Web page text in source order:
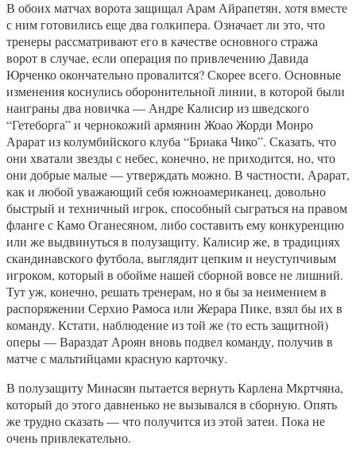
В обоих матчах ворота защищал Арам Айрапетян, хотя вместе
с ним готовились еще два голкипера. Означает ли это, что
тренеры рассматривают его в качестве основного стража
ворот в случае, если операция по привлечению Давида
Юрченко окончательно провалится? Скорее всего. Основные
изменения коснулись оборонительной линии, в которой были
наиграны два новичка — Андре Калисир из шведского
“Гетеборга” и чернокожий армянин Жоао Жорди Монро
Арарат из колумбийского клуба “Бриака Чико”. Сказать, что
они хватали звезды с небес, конечно, не приходится, но, что
они добрые малые — утверждать можно. В частности, Арарат,
как и любой уважающий себя южноамериканец, довольно
быстрый и техничный игрок, способный сыграться на правом
фланге с Камо Оганесяном, либо составить ему конкуренцию
или же выдвинуться в полузащиту. Калисир же, в традициях
скандинавского футбола, выглядит цепким и неуступчивым
игроком, который в обойме нашей сборной вовсе не лишний.
Тут уж, конечно, решать тренерам, но я бы за неимением в
распоряжении Серхио Рамоса или Жерара Пике, взял бы их в
команду. Кстати, наблюдение из той же (то есть защитной)
оперы — Вараздат Ароян вновь подвел команду, получив в
матче с мальтийцами красную карточку.
В полузащиту Минасян пытается вернуть Карлена Мкртчяна,
который до этого давненько не вызывался в сборную. Опять
же трудно сказать — что получится из этой затеи. Пока не
очень привлекательно.